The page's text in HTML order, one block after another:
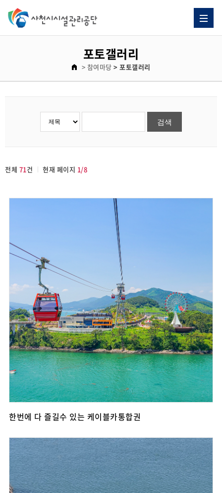
포토갤러리
> 참여마당 > 포토갤러리
전체 71건 현재 페이지 1/8
한번에 다 즐길수 있는 케이블카통합권